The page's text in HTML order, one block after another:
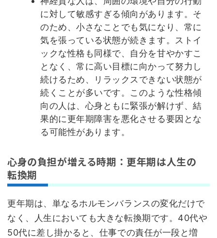
に対して敏感すぎる傾向があります。そ
のため、小さなことでも気になり、常に
気を張っている状態が続きます。ストイ
ックな性格も同様で、自分を甘やかすこ
となく、常に高い目標に向かって努力し
続けるため、リラックスできない状態が
続くことが多いです。このような性格傾
向の人は、心身ともに緊張が解けず、結
果的に更年期障害を悪化させる要因とな
る可能性があります。
心身の負担が増える時期：更年期は人生の
転換期
更年期は、単なるホルモンバランスの変化だけで
なく、人生においても大きな転換期です。40代や
50代に差し掛かると、仕事での責任が一段と増